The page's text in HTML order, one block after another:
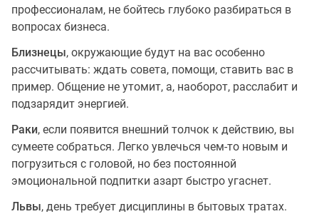
профессионалам, не бойтесь глубоко разбираться в
вопросах бизнеса.
Близнецы, окружающие будут на вас особенно
рассчитывать: ждать совета, помощи, ставить вас в
пример. Общение не утомит, а, наоборот, расслабит и
подзарядит энергией.
Раки, если появится внешний толчок к действию, вы
сумеете собраться. Легко увлечься чем-то новым и
погрузиться с головой, но без постоянной
эмоциональной подпитки азарт быстро угаснет.
Львы, день требует дисциплины в бытовых тратах.